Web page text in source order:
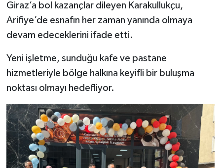
Giraz’a bol kazançlar dileyen Karakullukçu,
Arifiye’de esnafın her zaman yanında olmaya
devam edeceklerini ifade etti.
Yeni işletme, sunduğu kafe ve pastane
hizmetleriyle bölge halkına keyifli bir buluşma
noktası olmayı hedefliyor.